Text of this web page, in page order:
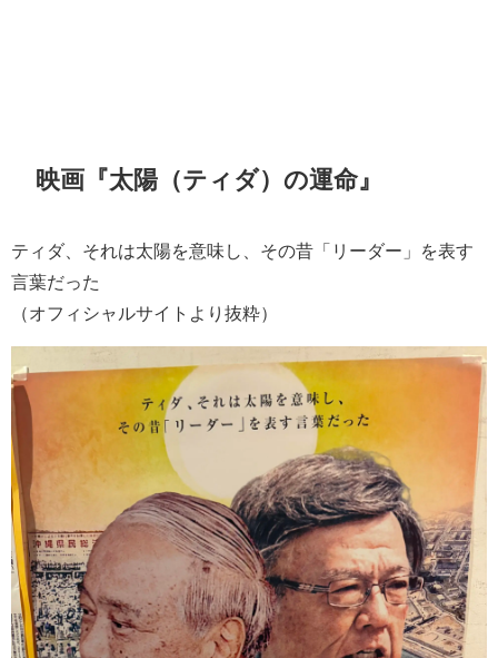
映画『太陽（ティダ）の運命』
ティダ、それは太陽を意味し、その昔「リーダー」を表す
言葉だった
（オフィシャルサイトより抜粋）